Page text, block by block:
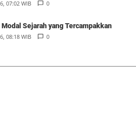
07:02 WIB 0
Sejarah yang Tercampakkan
08:18 WIB 0